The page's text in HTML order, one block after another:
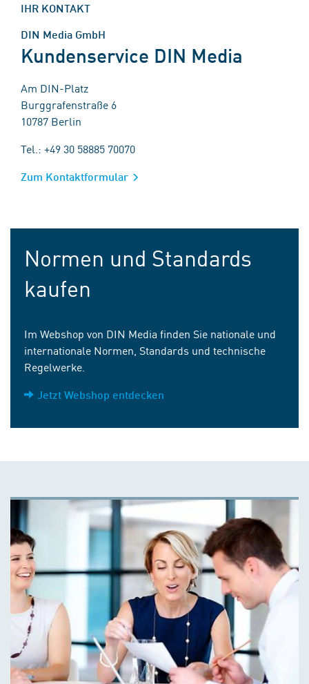
IHR KONTAKT
DIN Media GmbH
Kundenservice DIN Media
Am DIN-Platz
Burggrafenstraße 6
10787 Berlin
Tel.: +49 30 58885 70070
Zum Kontaktformular
Normen und Standards
kaufen
Im Webshop von DIN Media finden Sie nationale und
internationale Normen, Standards und technische
Regelwerke.
Jetzt Webshop entdecken